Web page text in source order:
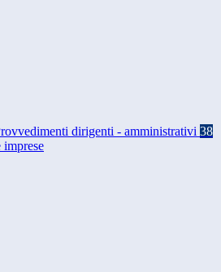
dirigenti - amministrativi 38